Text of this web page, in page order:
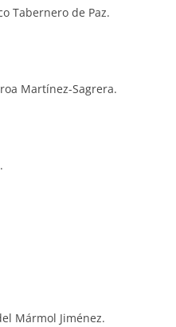
Tabernero de Paz.
Martínez-Sagrera.
Mármol Jiménez.